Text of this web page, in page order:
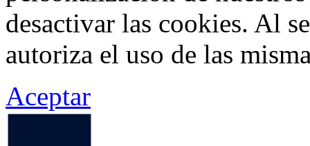
desactivar las cookies. Al
autoriza el uso de las
Aceptar